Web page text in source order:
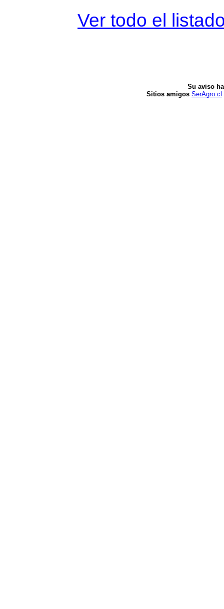
Ver todo el
Su aviso
Sitios amigos SerAgro.cl